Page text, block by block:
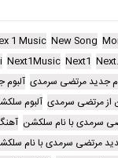
New Song
1 Music
Next1
Next1Music
جدید مرتضی سرمدی
از مرتضی سرمدی آلبوم
سرمدی با نام سلکشن
مرتضی سرمدی با نام